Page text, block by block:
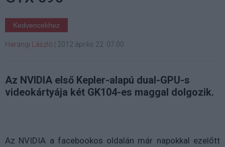
Kedvencekhez
Harangi László 2012 április 22. 07:00
Az NVIDIA első Kepler-alapú dual-GPU-s
videokártyája két GK104-es maggal dolgozik.
Az NVIDIA a facebookos oldalán már napokkal ezelőtt